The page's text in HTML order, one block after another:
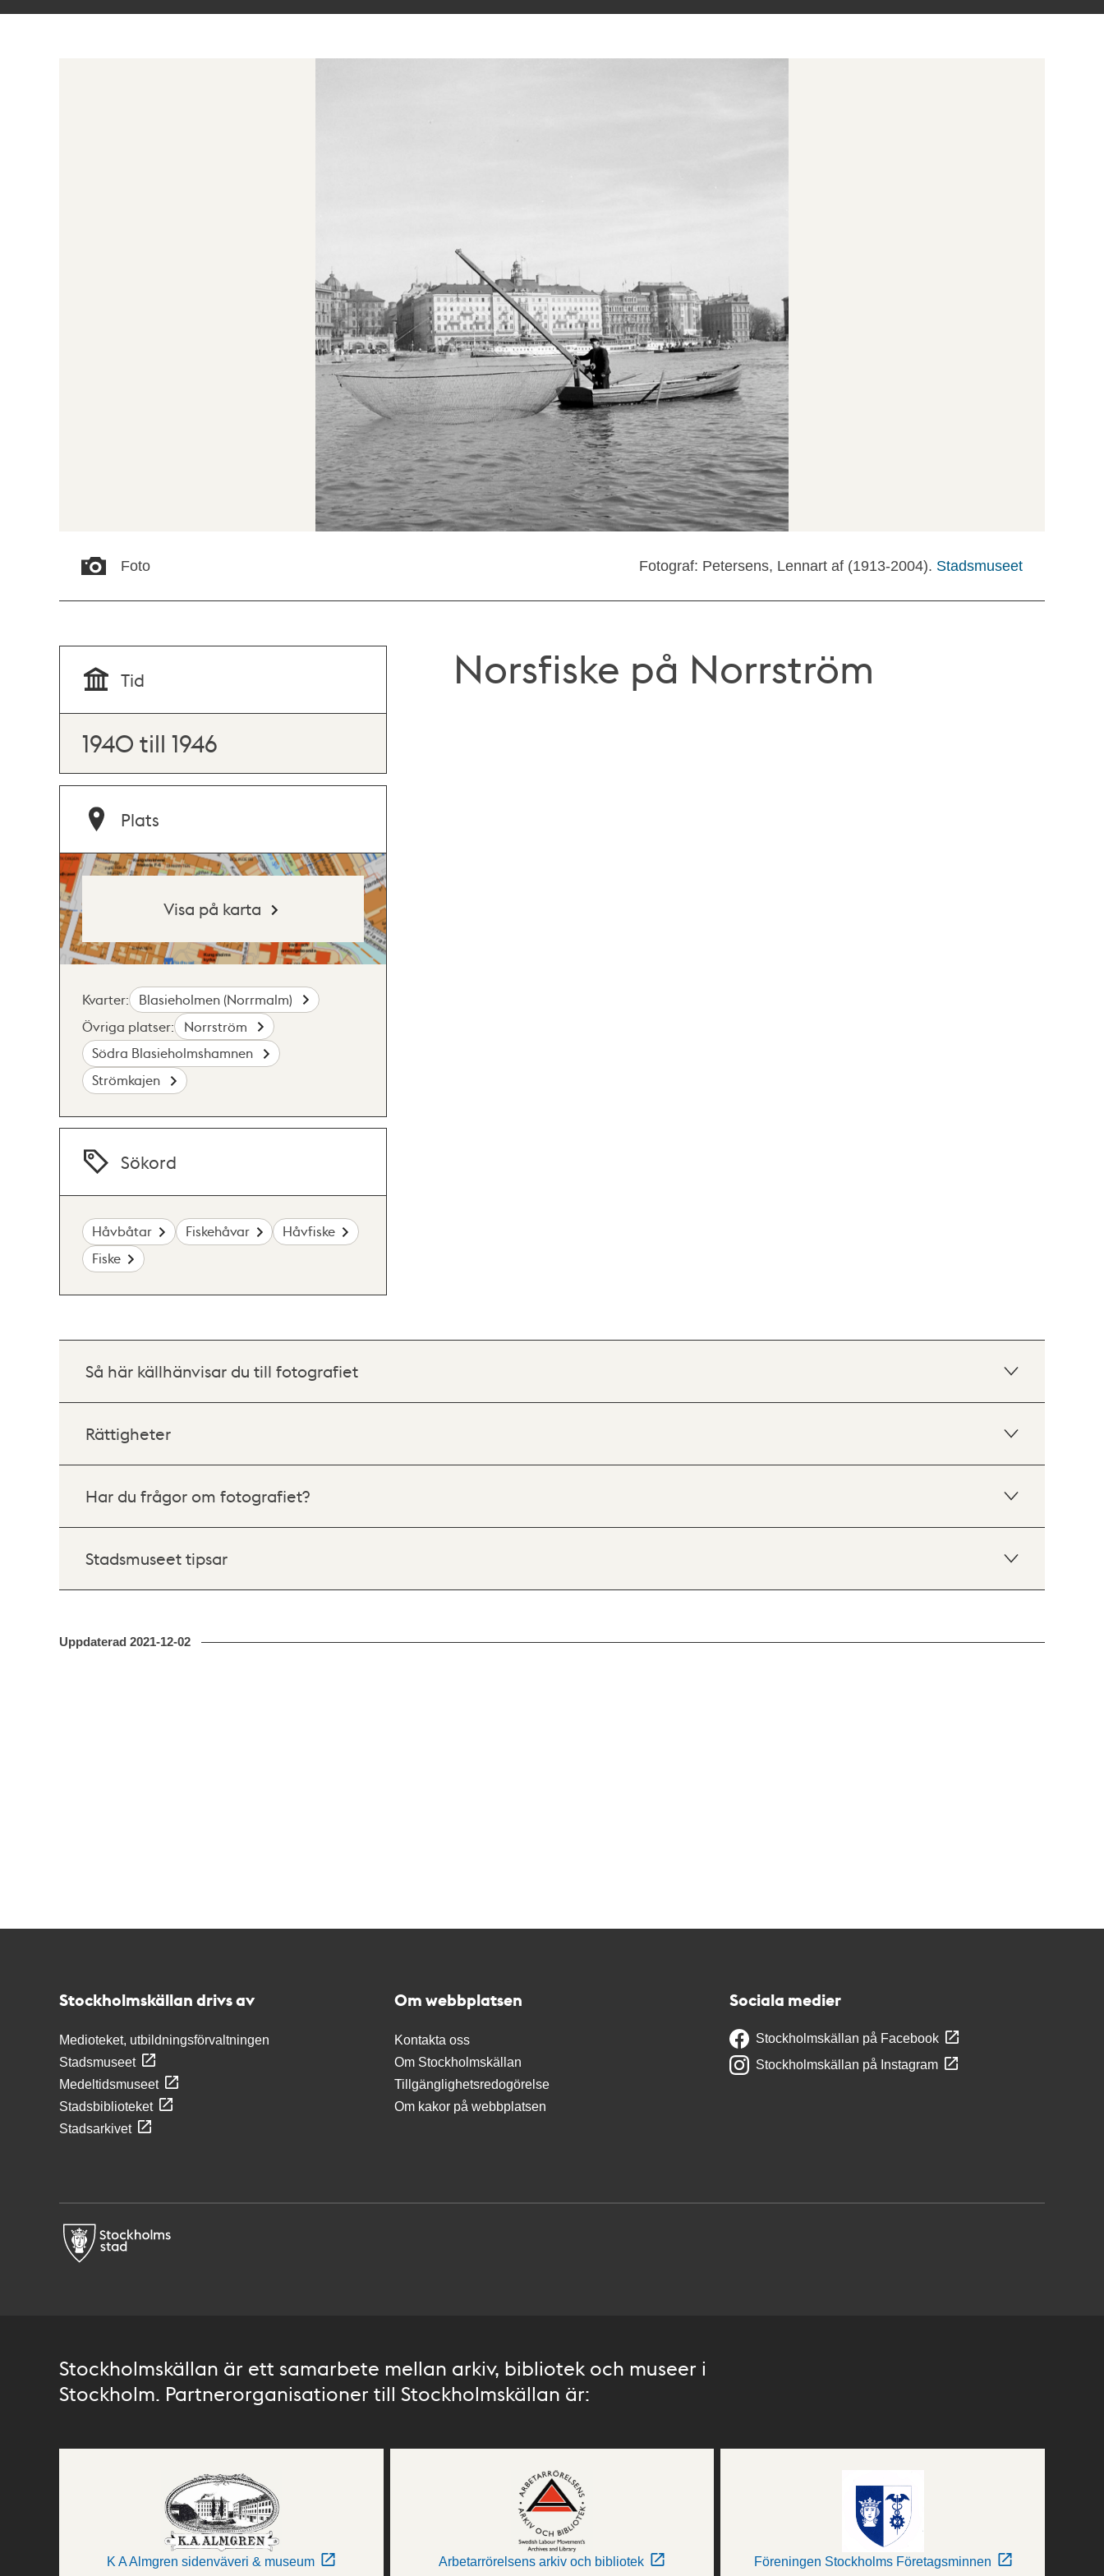
Foto Fotograf: Petersens, Lennart af (1913-2004). Stadsmuseet
Norsfiske på Norrström
Tid
1940 till 1946
Plats
Visa på karta
Kvarter:
Blasieholmen (Norrmalm)
Övriga platser:
Norrström
Södra Blasieholmshamnen
Strömkajen
Sökord
Håvbåtar Fiskehåvar
Håvfiske
Fiske
Så här källhänvisar du till fotografiet
Rättigheter
Har du frågor om fotografiet?
Stadsmuseet tipsar
Uppdaterad 2021-12-02
Stockholmskällan drivs av
Medioteket, utbildningsförvaltningen
Stadsmuseet
Medeltidsmuseet
Stadsbiblioteket
Stadsarkivet
Om webbplatsen
Kontakta oss
Om Stockholmskällan
Tillgänglighetsredogörelse
Om kakor på webbplatsen
Sociala medier
Stockholmskällan på Facebook
Stockholmskällan på Instagram
Stockholmskällan är ett samarbete mellan arkiv, bibliotek och museer i
Stockholm. Partnerorganisationer till Stockholmskällan är:
K A Almgren sidenväveri & museum Arbetarrörelsens arkiv och bibliotek Föreningen Stockholms Företagsminnen